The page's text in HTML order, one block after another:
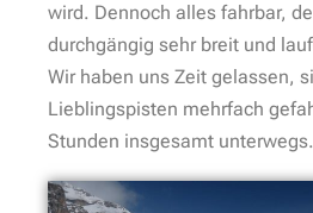
wird. Dennoch alles fahrbar,
durchgängig sehr breit und
Wir haben uns Zeit gelassen,
Lieblingspisten mehrfach
Stunden insgesamt unterwegs.